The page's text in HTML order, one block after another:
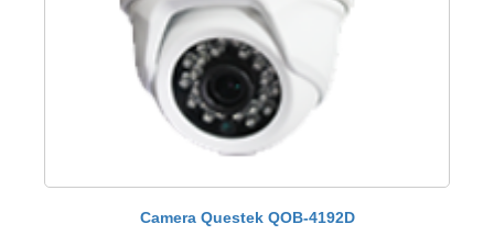
Camera Questek QOB-4192D